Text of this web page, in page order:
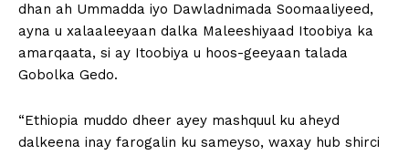
dhan ah Ummadda iyo Dawladnimada Soomaaliyeed,
ayna u xalaaleeyaan dalka Maleeshiyaad Itoobiya ka
amarqaata, si ay Itoobiya u hoos-geeyaan talada
Gobolka Gedo.
“Ethiopia muddo dheer ayey mashquul ku aheyd
dalkeena inay farogalin ku sameyso, waxay hub shirci